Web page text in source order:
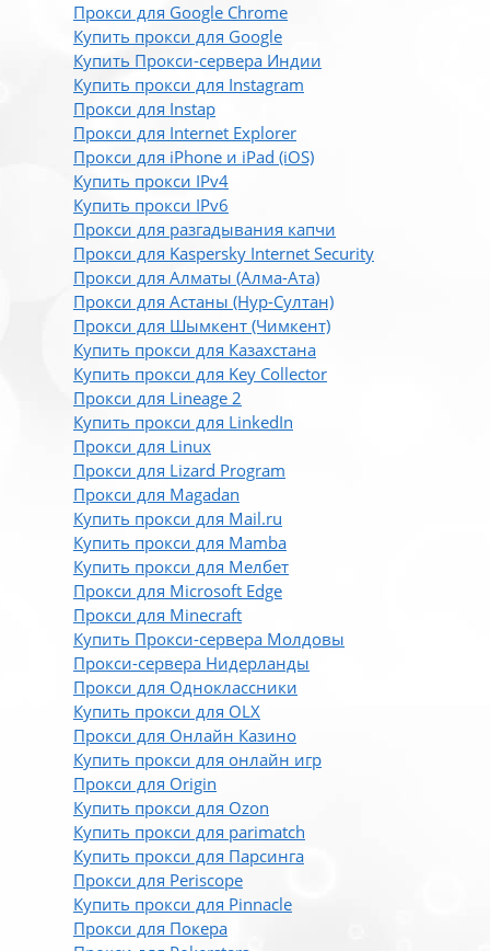
Прокси для Google Chrome
Купить прокси для Google
Купить Прокси-сервера Индии
Купить прокси для Instagram
Прокси для Instap
Прокси для Internet Explorer
Прокси для iPhone и iPad (iOS)
Купить прокси IPv4
Купить прокси IPv6
Прокси для разгадывания капчи
Прокси для Kaspersky Internet Security
Прокси для Алматы (Алма-Ата)
Прокси для Астаны (Нур-Султан)
Прокси для Шымкент (Чимкент)
Купить прокси для Казахстана
Купить прокси для Key Collector
Прокси для Lineage 2
Купить прокси для LinkedIn
Прокси для Linux
Прокси для Lizard Program
Прокси для Magadan
Купить прокси для Mail.ru
Купить прокси для Mamba
Купить прокси для Мелбет
Прокси для Microsoft Edge
Прокси для Minecraft
Купить Прокси-сервера Молдовы
Прокси-сервера Нидерланды
Прокси для Одноклассники
Купить прокси для OLX
Прокси для Онлайн Казино
Купить прокси для онлайн игр
Прокси для Origin
Купить прокси для Ozon
Купить прокси для parimatch
Купить прокси для Парсинга
Прокси для Periscope
Купить прокси для Pinnacle
Прокси для Покера